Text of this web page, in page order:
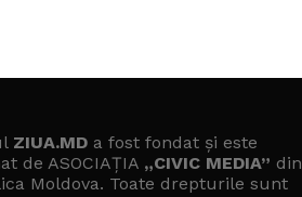
ZIUA.MD a fost fondat și este
de ASOCIAȚIA „CIVIC MEDIA” din
Moldova. Toate drepturile sunt